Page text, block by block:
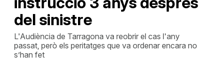
del sinistre
L'Audiència de Tarragona va reobrir el cas l'any
passat, però els peritatges que va ordenar encara no
s’han fet